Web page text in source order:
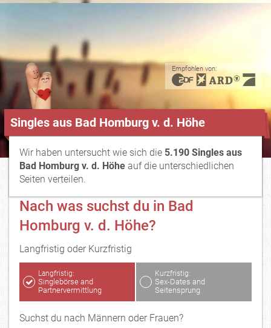
Empfohlen von:
Singles aus Bad Homburg v. d. Höhe
Wir haben untersucht wie sich die 5.190 Singles aus
Bad Homburg v. d. Höhe auf die unterschiedlichen
Seiten verteilen.
Nach was suchst du in Bad
Homburg v. d. Höhe?
Langfristig oder Kurzfristig
Langfristig:
Singlebörse and
Partnervermittlung
Kurzfristig:
Sex-Dates and
Seitensprung
Suchst du nach Männern oder Frauen?